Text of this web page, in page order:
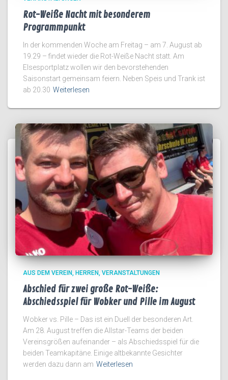
Rot-Weiße Nacht mit besonderem
Programmpunkt
In der kommenden Woche am Freitag – am 7. August ab
19.29 – findet wieder die Rot-Weiße Nacht statt. Am
Elsesportplatz wollen wir den bevorstehenden
Saisonstart gemeinsam feiern. Neben Speis und Trank ist
ab 20.30 Weiterlesen
AUS DEM VEREIN HERREN VERANSTALTUNGEN
Abschied für zwei große Rot-Weiße:
Abschiedsspiel für Wobker und Pille im August
Wobker vs. Pille – Das ist ein Duell der besonderen Art.
Am 28. August treffen die Allstar-Teams der beiden
Vereinsgrößen aufeinander – als Abschiedsspiel für die
beiden Teamkapitäne. Einige altbekannte Gesichter
werden dazu dann am Weiterlesen